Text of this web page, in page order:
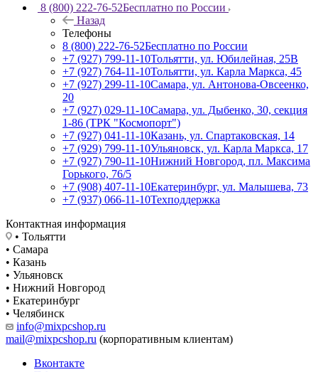
8 (800) 222-76-52Бесплатно по России
Назад
Телефоны
8 (800) 222-76-52Бесплатно по России
+7 (927) 799-11-10Тольятти, ул. Юбилейная, 25В
+7 (927) 764-11-10Тольятти, ул. Карла Маркса, 45
+7 (927) 299-11-10Самара, ул. Антонова-Овсеенко,
20
+7 (927) 029-11-10Самара, ул. Дыбенко, 30, секция
1-86 (ТРК "Космопорт")
+7 (927) 041-11-10Казань, ул. Спартаковская, 14
+7 (929) 799-11-10Ульяновск, ул. Карла Маркса, 17
+7 (927) 790-11-10Нижний Новгород, пл. Максима
Горького, 76/5
+7 (908) 407-11-10Екатеринбург, ул. Малышева, 73
+7 (937) 066-11-10Техподдержка
Контактная информация
• Тольятти
• Самара
• Казань
• Ульяновск
• Нижний Новгород
• Екатеринбург
• Челябинск
info@mixpcshop.ru
mail@mixpcshop.ru (корпоративным клиентам)
Вконтакте